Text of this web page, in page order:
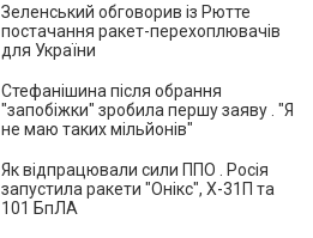
Зеленський обговорив із Рютте
постачання ракет-перехоплювачів
для України
Стефанішина після обрання
"запобіжки" зробила першу заяву . "Я
не маю таких мільйонів"
Як відпрацювали сили ППО . Росія
запустила ракети "Онікс", Х-31П та
101 БпЛА